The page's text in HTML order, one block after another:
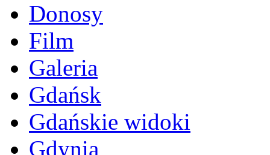
Donosy
Film
Galeria
Gdańsk
Gdańskie widoki
Gdynia